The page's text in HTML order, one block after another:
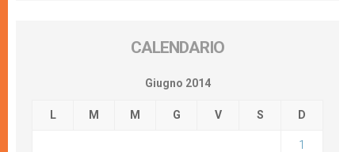
CALENDARIO
Giugno 2014
L M M G V S D
1